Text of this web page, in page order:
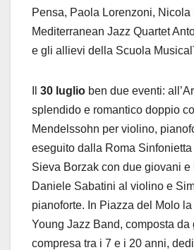
Pensa, Paola Lorenzoni, Nicola
Mediterranean Jazz Quartet
e gli allievi della Scuola
30 luglio ben due eventi:
splendido e romantico doppio
Mendelssohn per violino,
eseguito dalla Roma Sinfonietta
Sieva Borzak con due giovani
Daniele Sabatini al violino e
pianoforte. In Piazza del Molo
Young Jazz Band, composta da
compresa tra i 7 e i 20 anni,